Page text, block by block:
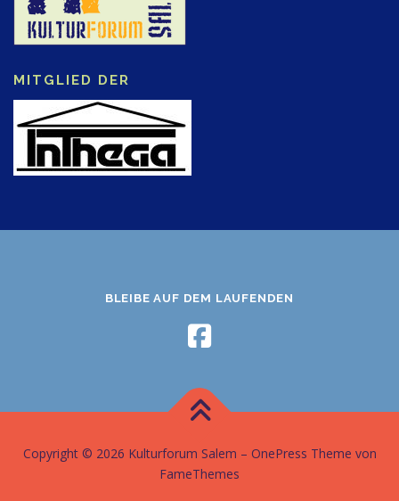
MITGLIED DER
BLEIBE AUF DEM LAUFENDEN
Copyright © 2026 Kulturforum Salem – OnePress Theme von
FameThemes